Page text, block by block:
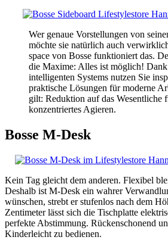
Wer genaue Vorstellungen von
möchte sie natürlich auch
space von Bosse funktioniert das.
die Maxime: Alles ist möglich!
intelligenten Systems nutzen Sie
praktische Lösungen für moderne
gilt: Reduktion auf das Wesentliche
konzentriertes Agieren.
Bosse M-Desk
Kein Tag gleicht dem anderen. Flexibel
Deshalb ist M-Desk ein wahrer
wünschen, strebt er stufenlos nach dem
Zentimeter lässt sich die Tischplatte
perfekte Abstimmung. Rückenschonend
Kinderleicht zu bedienen.